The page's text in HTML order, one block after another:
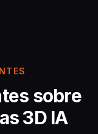
sobre
3D IA